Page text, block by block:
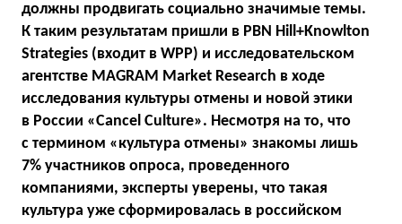
должны продвигать социально значимые темы.
К таким результатам пришли в PBN Hill+Knowlton
Strategies (входит в WPP) и исследовательском
агентстве MAGRAM Market Research в ходе
исследования культуры отмены и новой этики
в России «Cancel Culture». Несмотря на то, что
с термином «культура отмены» знакомы лишь
7% участников опроса, проведенного
компаниями, эксперты уверены, что такая
культура уже сформировалась в российском